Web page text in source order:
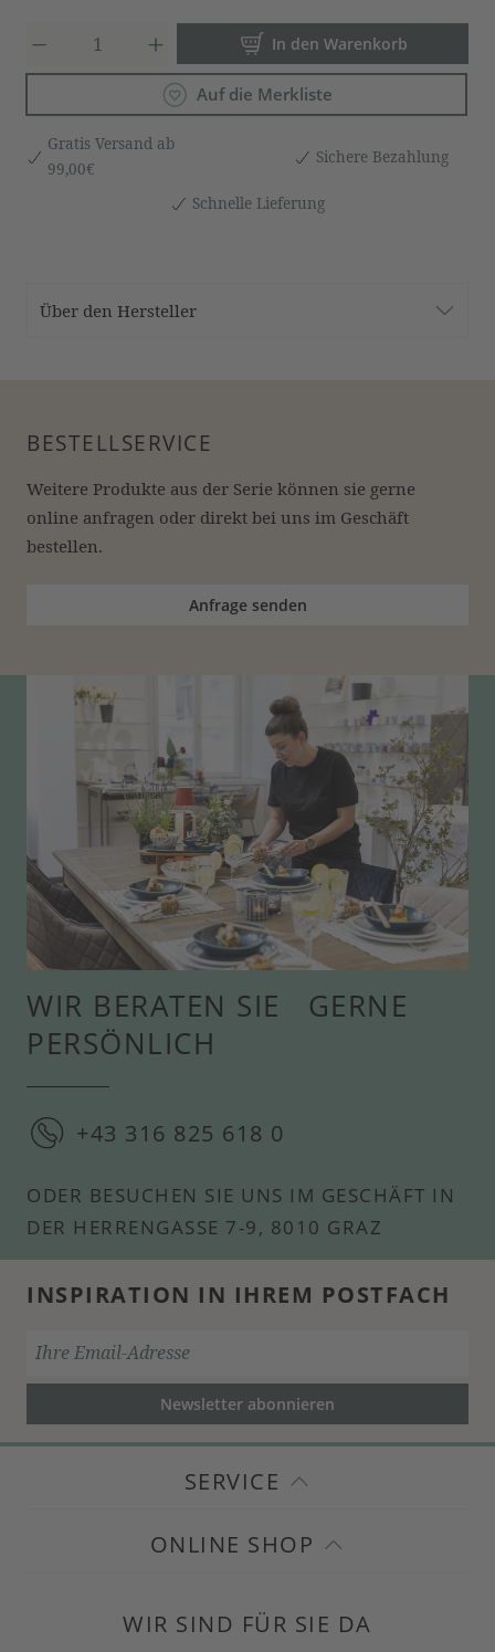
Produkt Anzahl: Gib den
In den Warenkorb
Auf die Merkliste
Gratis Versand ab
99,00€
Sichere Bezahlung
Schnelle Lieferung
Über den Hersteller
BESTELLSERVICE
Weitere Produkte aus der Serie können sie gerne
online anfragen oder direkt bei uns im Geschäft
bestellen.
Anfrage senden
WIR BERATEN SIE GERNE
PERSÖNLICH
+43 316 825 618 0
ODER BESUCHEN SIE UNS IM GESCHÄFT IN
DER HERRENGASSE 7-9, 8010 GRAZ
INSPIRATION IN IHREM POSTFACH
Newsletter abonnieren
SERVICE
ONLINE SHOP
WIR SIND FÜR SIE DA